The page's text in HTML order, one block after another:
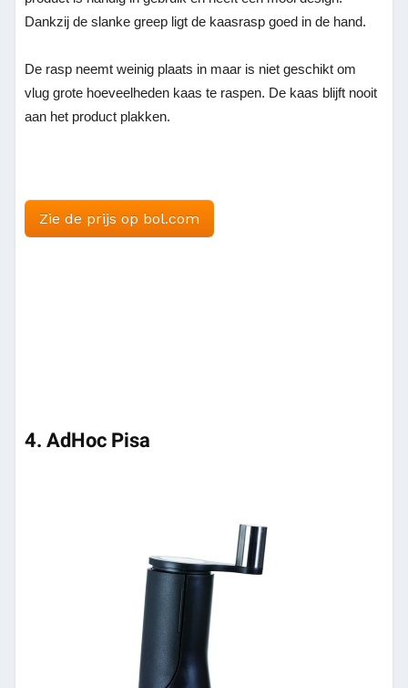
Dankzij de slanke greep ligt de kaasrasp goed in de hand.
De rasp neemt weinig plaats in maar is niet geschikt om
vlug grote hoeveelheden kaas te raspen. De kaas blijft nooit
aan het product plakken.
Zie de prijs op bol.com
4. AdHoc Pisa